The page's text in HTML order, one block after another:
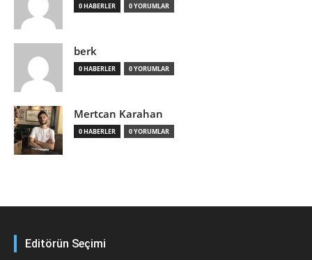
0 HABERLER 0 YORUMLAR
berk
0 HABERLER 0 YORUMLAR
Mertcan Karahan
0 HABERLER 0 YORUMLAR
Editörün Seçimi